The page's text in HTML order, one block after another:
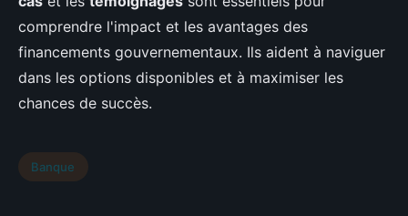
comprendre l'impact et les avantages des
financements gouvernementaux. Ils aident à naviguer
dans les options disponibles et à maximiser les
chances de succès.
Banque